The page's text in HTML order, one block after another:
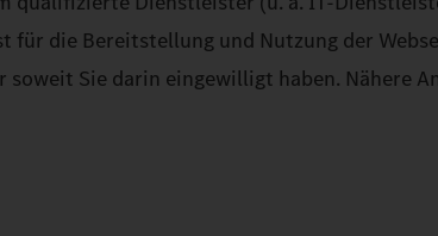
für die Bereitstellung und Nutzung der
Sie darin eingewilligt haben. Nähere